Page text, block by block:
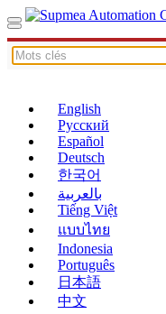
English
Русский
Español
Deutsch
한국어
بالعربية
Tiếng Việt
แบบไทย
Indonesia
Português
日本語
中文